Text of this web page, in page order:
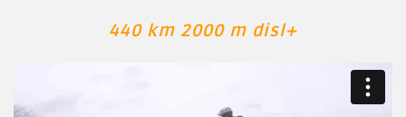
440 km 2000 m disl+